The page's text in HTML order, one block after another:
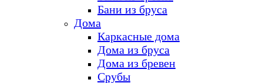
Бани из бруса
Дома
Каркасные дома
Дома из бруса
Дома из бревен
Срубы